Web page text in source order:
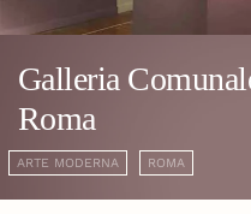
Galleria
Roma
ARTE MODERNA ROMA